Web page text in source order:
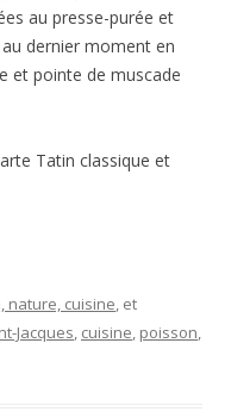
Jacques,cuisine,poisson